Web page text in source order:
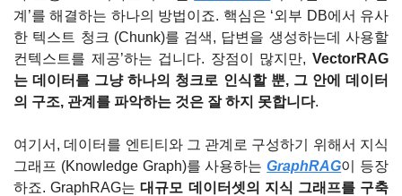
계’를 해결하는 하나의 방법이죠. 핵심은 ‘외부 DB에서 유사
한 텍스트 청크 (Chunk)를 검색, 답변을 생성하는데 사용할
컨텍스트를 제공’하는 겁니다. 장점이 많지만, VectorRAG
는 데이터를 그냥 하나의 청크로 인식할 뿐, 그 안에 데이터
의 구조, 관계를 파악하는 것은 잘 하지 못합니다.
여기서, 데이터를 엔티티와 그 관계로 구성하기 위해서 지식
그래프 (Knowledge Graph)를 사용하는 GraphRAG이 등장
하죠. GraphRAG는 대규모 데이터셋의 지식 그래프를 구축